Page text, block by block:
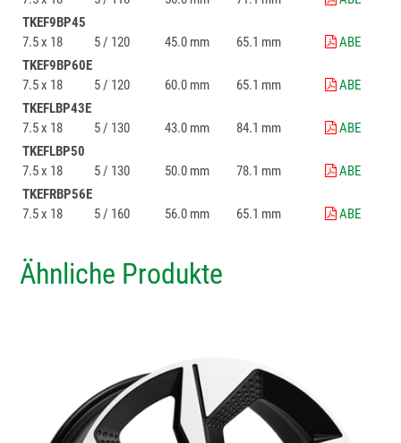
TKEF9BP45
7.5 x 18
5 / 120 45.0 mm 65.1 mm
ABE
TKEF9BP60E
7.5 x 18
5 / 120 60.0 mm 65.1 mm
ABE
TKEFLBP43E
7.5 x 18
5 / 130 43.0 mm 84.1 mm
ABE
TKEFLBP50
7.5 x 18
5 / 130 50.0 mm 78.1 mm
ABE
TKEFRBP56E
7.5 x 18
5 / 160 56.0 mm 65.1 mm ABE
Ähnliche Produkte